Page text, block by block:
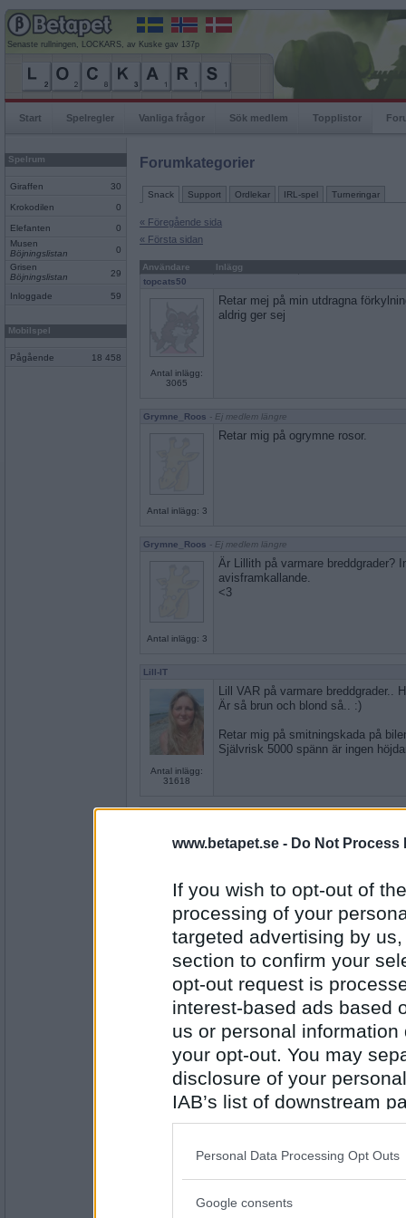
www.betapet.se - Do Not Process
If you wish to opt-out of
processing of your
targeted advertising by
section to confirm your
opt-out request is
interest-based ads based
us or personal
your opt-out. You may
disclosure of your
IAB’s list of downstream
also be disclosed by us
Downstream Participants
Please note that this
Personal Data Processing Opt Outs
Google consents
Senaste rullningen, LOCKARS, av Kuske gav 137p
Start Spelregler Vanliga frågor Sök medlem Topplistor
Spelrum
Giraffen 30
Krokodilen 0
Elefanten
0
Musen
Böjningslistan
0
Grisen
Böjningslistan
29
Inloggade 59
Mobilspel
Pågående 18 458
Forumkategorier
Snack Support Ordlekar IRL-spel Turneringar
« Föregående sida
« Första sidan
Användare
Inlägg
topcats50
Antal inlägg:
3065
Retar mej på min utdragna
aldrig ger sej
Grymne_Roos - Ej medlem längre
Antal inlägg: 3
Retar mig på ogrymne rosor.
Grymne_Roos - Ej medlem längre
Antal inlägg: 3
Är Lillith på varmare breddgrader?
avisframkallande.
<3
Lill-IT
Antal inlägg:
31618
Lill VAR på varmare breddgrader..
Är så brun och blond så.. :)
Retar mig på smitningskada på
Självrisk 5000 spänn är ingen
Antal inlägg:
37631
Och att jag har gjort ett general fel
Antal inlägg:
22535
Förkylningar...och hur jäkla gnällig
mig...och framförallt min